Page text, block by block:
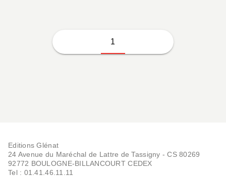
1
Editions Glénat
24 Avenue du Maréchal de Lattre de Tassigny - CS 80269
92772 BOULOGNE-BILLANCOURT CEDEX
Tel : 01.41.46.11.11